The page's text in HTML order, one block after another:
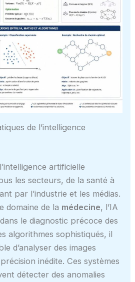
de l’intelligence
artificielle
les secteurs, de la santé à
par l’industrie et les médias.
domaine de la médecine, l’IA
le diagnostic précoce des
algorithmes sophistiqués, il
d’analyser des images
inédite. Ces systèmes
détecter des anomalies